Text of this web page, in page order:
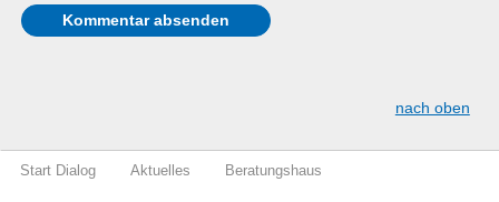
nach oben
Start Dialog Aktuelles Beratungshaus